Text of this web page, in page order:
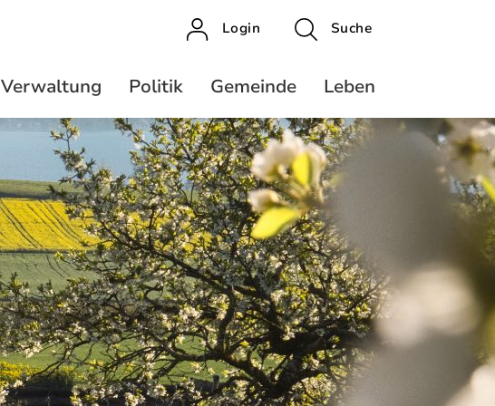
Login Suche
Verwaltung Politik Gemeinde Leben